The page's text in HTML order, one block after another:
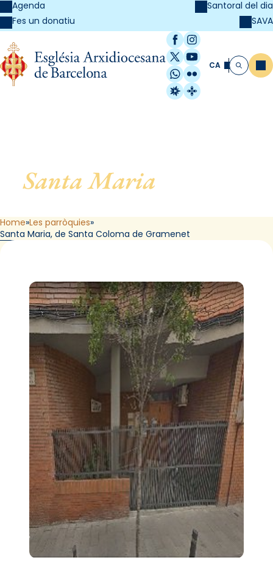
Agenda
Fes un donatiu
Santoral del dia
SAVA
Facebook
Instagram
X / Twitter
YouTube
WhatsApp
Flickr
Radio Estel
Catalunya
CA Cerca
Santa Maria
Home Les parròquies
Santa Maria, de Santa Coloma de Gramenet